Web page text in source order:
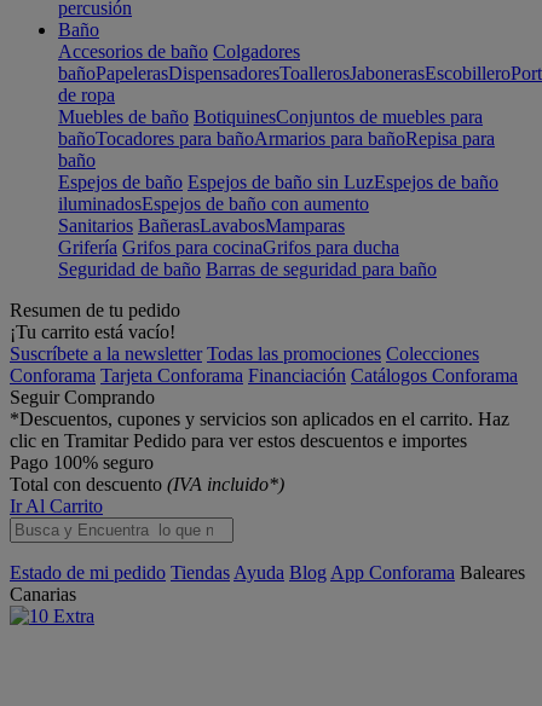
percusión
Baño
Accesorios de baño Colgadores
bañoPapelerasDispensadoresToallerosJabonerasEscobillero
de ropa
Muebles de baño BotiquinesConjuntos de muebles para
bañoTocadores para bañoArmarios para bañoRepisa para
baño
Espejos de baño Espejos de baño sin LuzEspejos de baño
iluminadosEspejos de baño con aumento
Sanitarios BañerasLavabosMamparas
Grifería Grifos para cocinaGrifos para ducha
Seguridad de baño Barras de seguridad para baño
Resumen de tu pedido
¡Tu carrito está vacío!
Suscríbete a la newsletter Todas las promociones Colecciones
Conforama Tarjeta Conforama Financiación Catálogos Conforama
Seguir Comprando
*Descuentos, cupones y servicios son aplicados en el carrito. Haz
clic en Tramitar Pedido para ver estos descuentos e importes
Pago 100% seguro
Total con descuento (IVA incluido*)
Ir Al Carrito
Estado de mi pedido Tiendas Ayuda Blog App Conforama Baleares
Canarias